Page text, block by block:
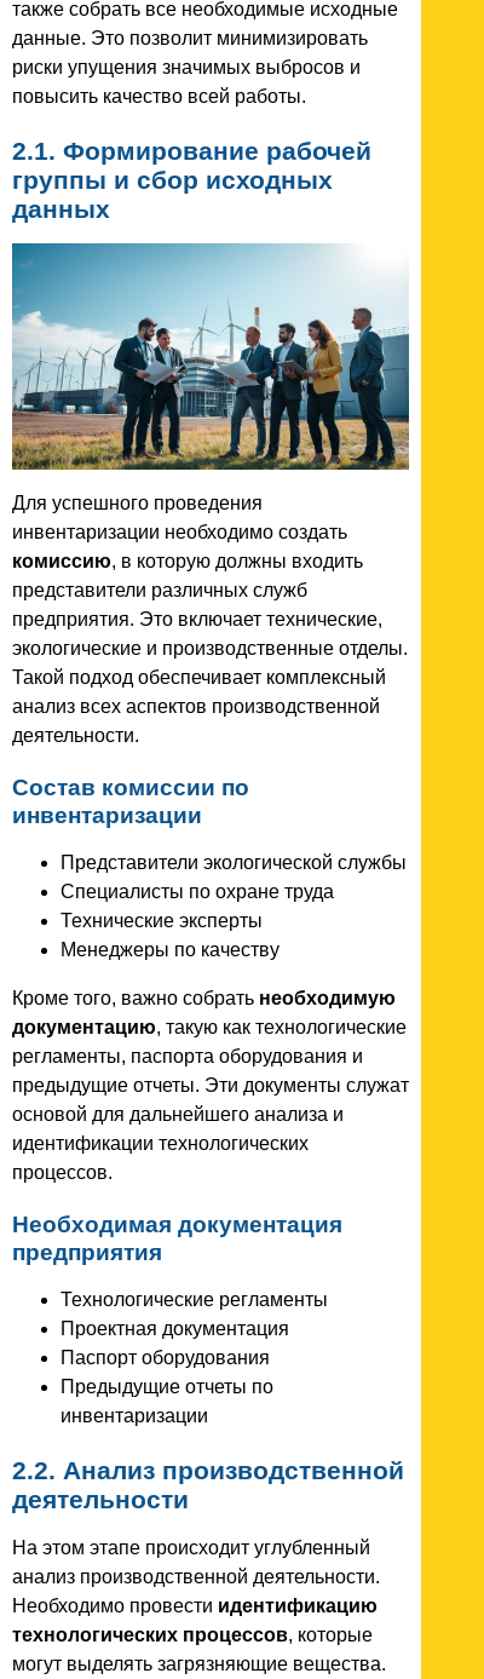
также собрать все необходимые исходные
данные. Это позволит минимизировать
риски упущения значимых выбросов и
повысить качество всей работы.
2.1. Формирование рабочей
группы и сбор исходных
данных
Для успешного проведения
инвентаризации необходимо создать
комиссию, в которую должны входить
представители различных служб
предприятия. Это включает технические,
экологические и производственные отделы.
Такой подход обеспечивает комплексный
анализ всех аспектов производственной
деятельности.
Состав комиссии по
инвентаризации
Представители экологической службы
Специалисты по охране труда
Технические эксперты
Менеджеры по качеству
Кроме того, важно собрать необходимую
документацию, такую как технологические
регламенты, паспорта оборудования и
предыдущие отчеты. Эти документы служат
основой для дальнейшего анализа и
идентификации технологических
процессов.
Необходимая документация
предприятия
Технологические регламенты
Проектная документация
Паспорт оборудования
Предыдущие отчеты по
инвентаризации
2.2. Анализ производственной
деятельности
На этом этапе происходит углубленный
анализ производственной деятельности.
Необходимо провести идентификацию
технологических процессов, которые
могут выделять загрязняющие вещества.